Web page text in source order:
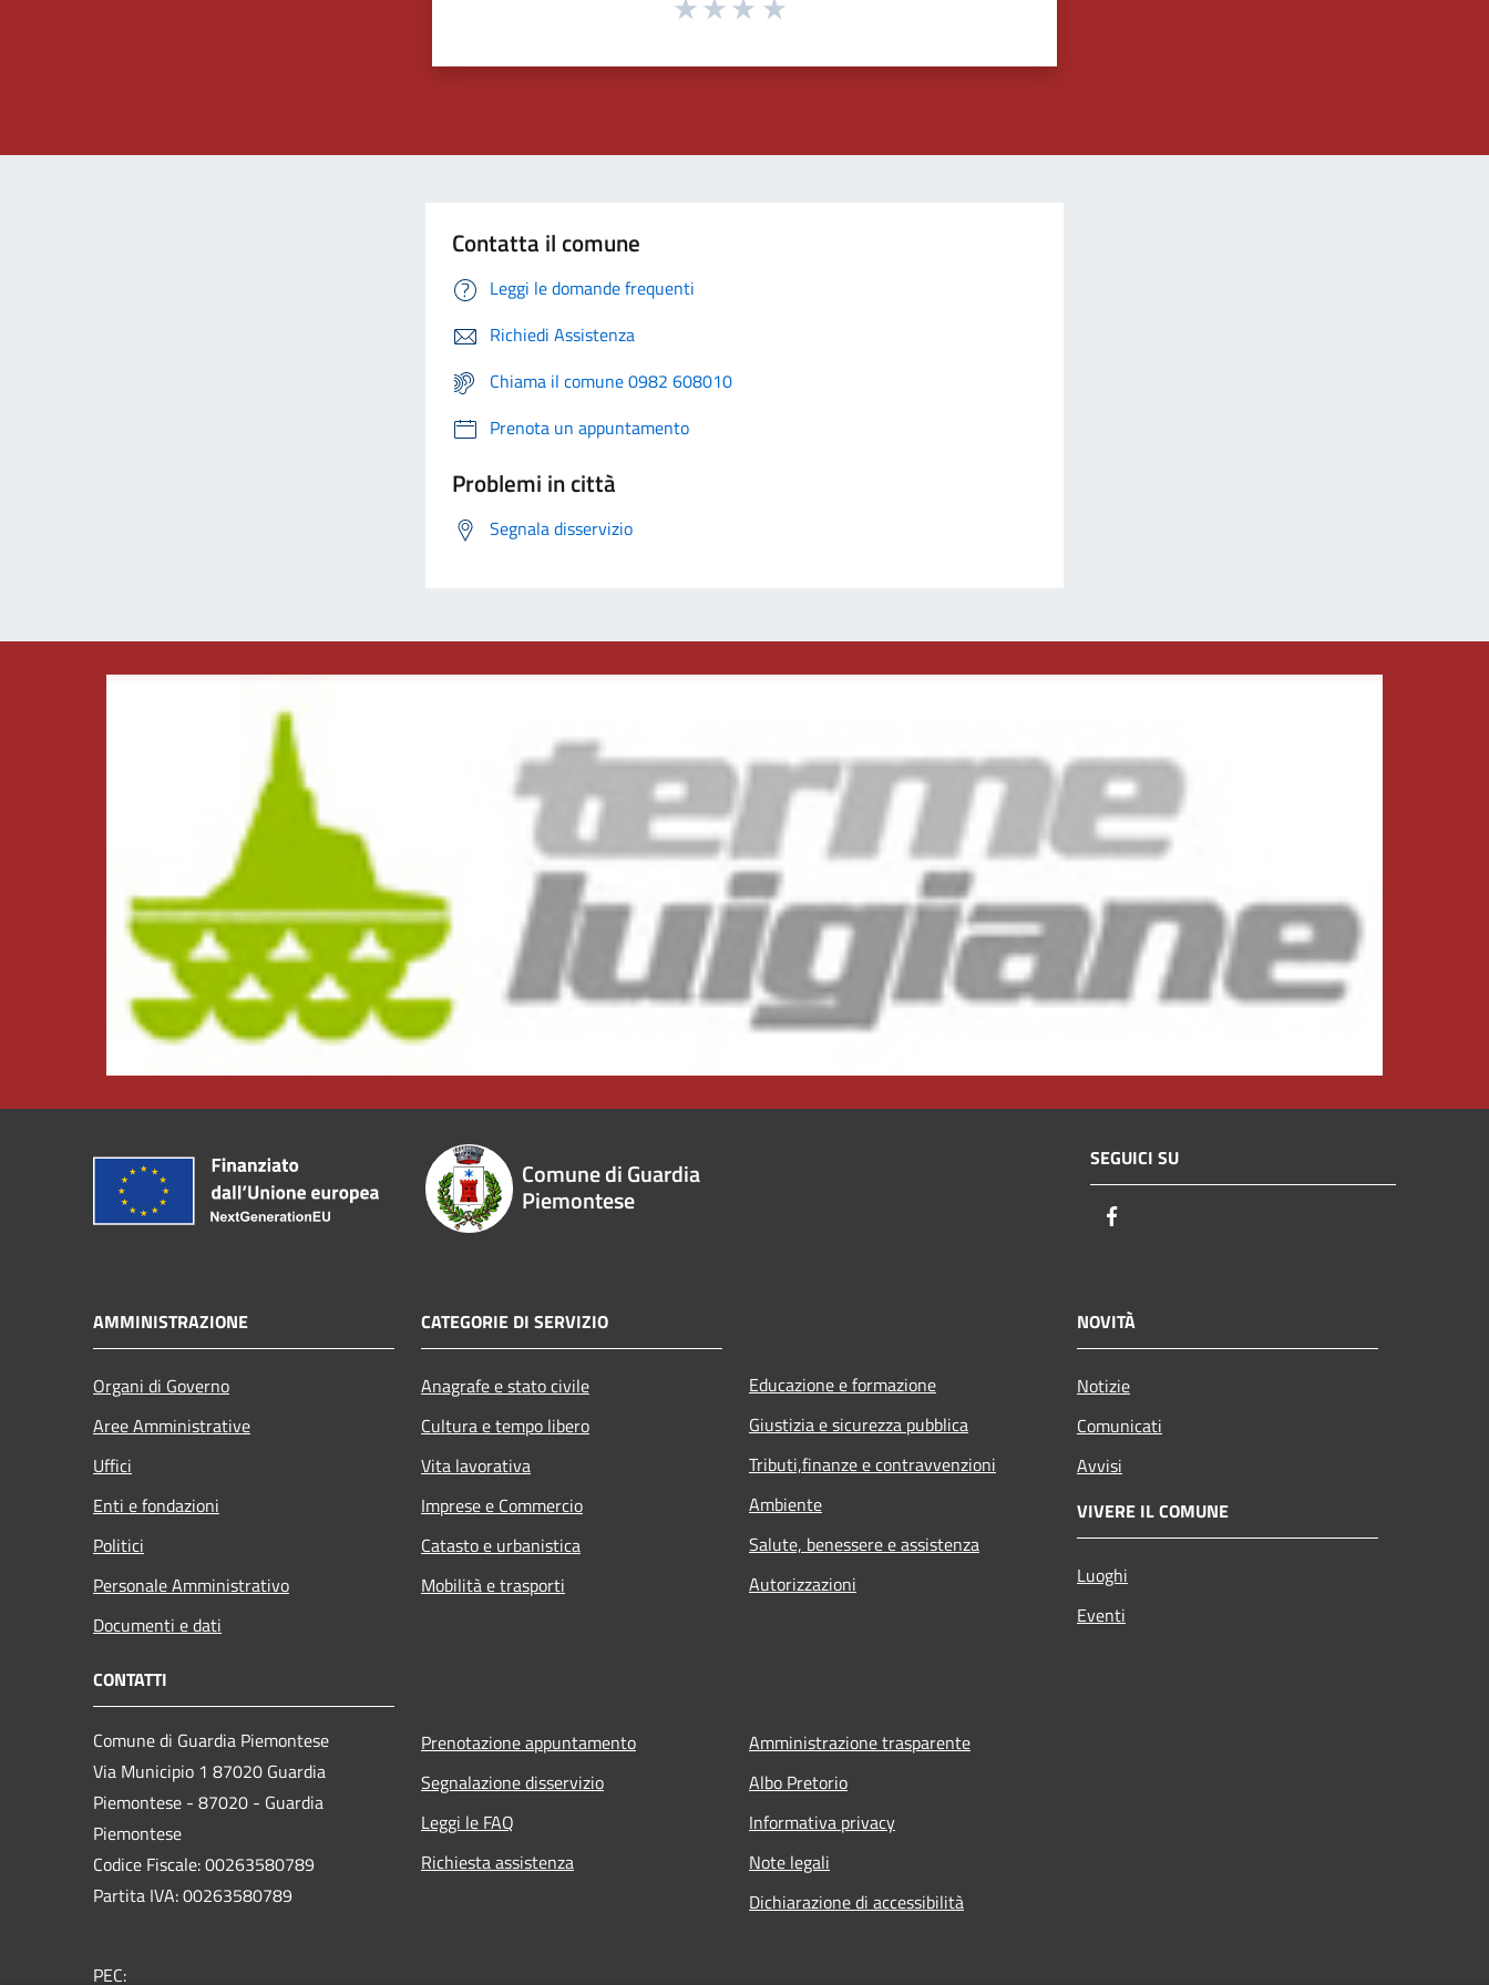
Contatta il comune
Leggi le domande frequenti
Richiedi Assistenza
Chiama il comune 0982 608010
Prenota un appuntamento
Problemi in città
Segnala disservizio
Comune di Guardia
Piemontese
SEGUICI SU
AMMINISTRAZIONE
Organi di Governo
Aree Amministrative
Uffici
Enti e fondazioni
Politici
Personale Amministrativo
Documenti e dati
CATEGORIE DI SERVIZIO
Anagrafe e stato civile
Cultura e tempo libero
Vita lavorativa
Imprese e Commercio
Catasto e urbanistica
Mobilità e trasporti
Educazione e formazione
Giustizia e sicurezza pubblica
Tributi,finanze e contravvenzioni
Ambiente
Salute, benessere e assistenza
Autorizzazioni
NOVITÀ
Notizie
Comunicati
Avvisi
VIVERE IL COMUNE
Luoghi
Eventi
CONTATTI
Comune di Guardia Piemontese
Via Municipio 1 87020 Guardia
Piemontese - 87020 - Guardia
Piemontese
Codice Fiscale: 00263580789
Partita IVA: 00263580789
PEC:
Prenotazione appuntamento
Segnalazione disservizio
Leggi le FAQ
Richiesta assistenza
Amministrazione trasparente
Albo Pretorio
Informativa privacy
Note legali
Dichiarazione di accessibilità